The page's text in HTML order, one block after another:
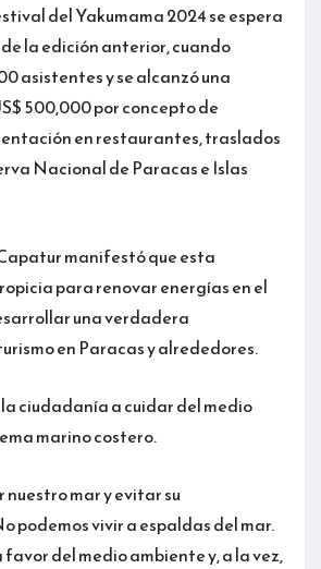
del Yakumama 2024 se espera
la edición anterior, cuando
asistentes y se alcanzó una
500,000 por concepto de
en restaurantes, traslados
Nacional de Paracas e Islas
manifestó que esta
para renovar energías en el
una verdadera
en Paracas y alrededores.
ciudadanía a cuidar del medio
marino costero.
nuestro mar y evitar su
podemos vivir a espaldas del mar.
favor del medio ambiente y, a la vez,